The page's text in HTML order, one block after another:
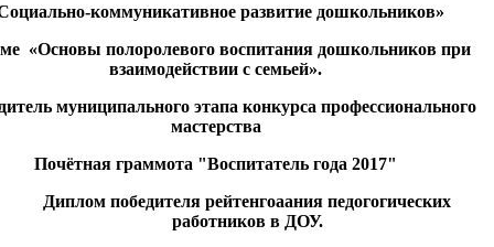
коммуникативное развитие дошкольников»
«Основы полоролевого воспитания дошкольников при
взаимодействии с семьей».
муниципального этапа конкурса профессионального
мастерства
Почётная граммота "Воспитатель года 2017"
Диплом победителя рейтенгоаания педогогических
работников в ДОУ.